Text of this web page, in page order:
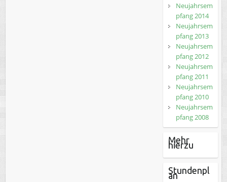
Neujahrsem
pfang 2014
Neujahrsem
pfang 2013
Neujahrsem
pfang 2012
Neujahrsem
pfang 2011
Neujahrsem
pfang 2010
Neujahrsem
pfang 2008
Mehr
hierzu
Stundenpl
an